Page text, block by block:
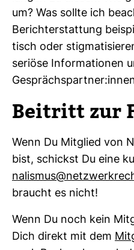
um? Was sollte ich
Bericht­erstat­tung
tisch oder
seriöse Infor­ma­tionen
Bei­tritt zur
Wenn Du Mit­glied von
bist, schickst Du eine
braucht es nicht!
Wenn Du noch kein
Dich direkt mit dem